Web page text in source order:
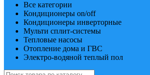
Все категории
Кондиционеры on/off
Кондиционеры инверторные
Мульти сплит-системы
Тепловые насосы
Отопление дома и ГВС
Электро-водяной теплый пол